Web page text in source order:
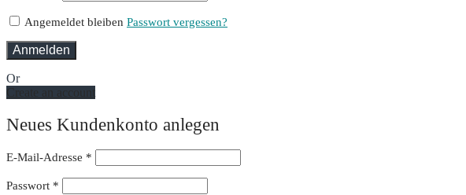
Angemeldet bleiben Passwort vergessen?
Anmelden
Or
Create an account
Neues Kundenkonto anlegen
E-Mail-Adresse *
Passwort *